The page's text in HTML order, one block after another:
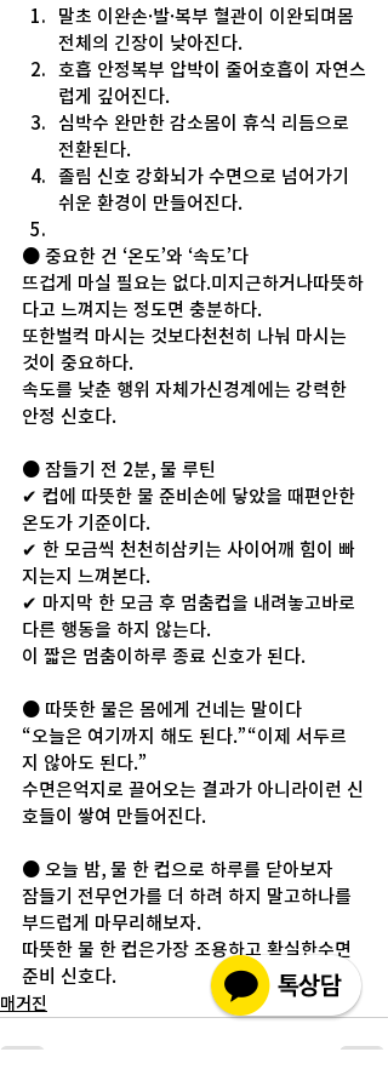
말초 이완손·발·복부 혈관이 이완되며몸
전체의 긴장이 낮아진다.
호흡 안정복부 압박이 줄어호흡이 자연스
럽게 깊어진다.
심박수 완만한 감소몸이 휴식 리듬으로
전환된다.
졸림 신호 강화뇌가 수면으로 넘어가기
쉬운 환경이 만들어진다.
● 중요한 건 ‘온도’와 ‘속도’다
뜨겁게 마실 필요는 없다.미지근하거나따뜻하
다고 느껴지는 정도면 충분하다.
또한벌컥 마시는 것보다천천히 나눠 마시는
것이 중요하다.
속도를 낮춘 행위 자체가신경계에는 강력한
안정 신호다.
● 잠들기 전 2분, 물 루틴
✔ 컵에 따뜻한 물 준비손에 닿았을 때편안한
온도가 기준이다.
✔ 한 모금씩 천천히삼키는 사이어깨 힘이 빠
지는지 느껴본다.
✔ 마지막 한 모금 후 멈춤컵을 내려놓고바로
다른 행동을 하지 않는다.
이 짧은 멈춤이하루 종료 신호가 된다.
● 따뜻한 물은 몸에게 건네는 말이다
“오늘은 여기까지 해도 된다.”“이제 서두르
지 않아도 된다.”
수면은억지로 끌어오는 결과가 아니라이런 신
호들이 쌓여 만들어진다.
● 오늘 밤, 물 한 컵으로 하루를 닫아보자
잠들기 전무언가를 더 하려 하지 말고하나를
부드럽게 마무리해보자.
따뜻한 물 한 컵은가장 조용하고 확실한수면
준비 신호다.
매거진